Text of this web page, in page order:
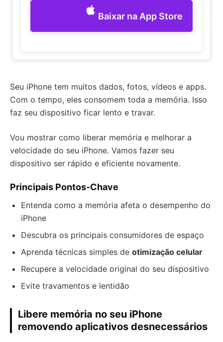
Baixar na App Store
Seu iPhone tem muitos dados, fotos, vídeos e apps.
Com o tempo, eles consomem toda a memória. Isso
faz seu dispositivo ficar lento e travar.
Vou mostrar como liberar memória e melhorar a
velocidade do seu iPhone. Vamos fazer seu
dispositivo ser rápido e eficiente novamente.
Principais Pontos-Chave
Entenda como a memória afeta o desempenho do
iPhone
Descubra os principais consumidores de espaço
Aprenda técnicas simples de otimização celular
Recupere a velocidade original do seu dispositivo
Evite travamentos e lentidão
Libere memória no seu iPhone
removendo aplicativos desnecessários